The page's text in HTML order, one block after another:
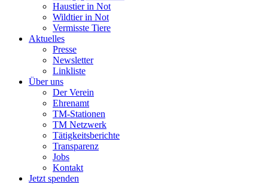
Haustier in Not
Wildtier in Not
Vermisste Tiere
Aktuelles
Presse
Newsletter
Linkliste
Über uns
Der Verein
Ehrenamt
TM-Stationen
TM Netzwerk
Tätigkeitsberichte
Transparenz
Jobs
Kontakt
Jetzt spenden